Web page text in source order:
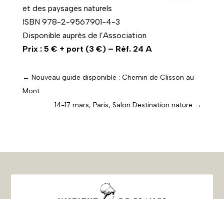
et des paysages naturels
ISBN 978-2-9567901-4-3
Disponible auprès de l’Association
Prix : 5 € + port (3 €) – Réf. 24 A
← Nouveau guide disponible : Chemin de Clisson au
Mont
14-17 mars, Paris, Salon Destination nature →